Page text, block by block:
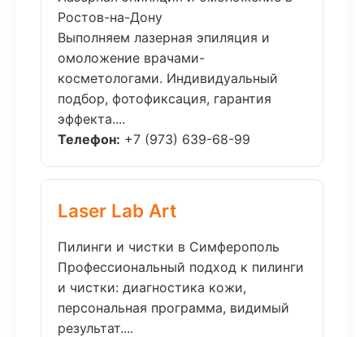
Ростов-на-Дону
Выполняем лазерная эпиляция и
омоложение врачами-
косметологами. Индивидуальный
подбор, фотофиксация, гарантия
эффекта....
Телефон: +7 (973) 639-68-99
Laser Lab Art
Пилинги и чистки в Симферополь
Профессиональный подход к пилинги
и чистки: диагностика кожи,
персональная программа, видимый
результат....